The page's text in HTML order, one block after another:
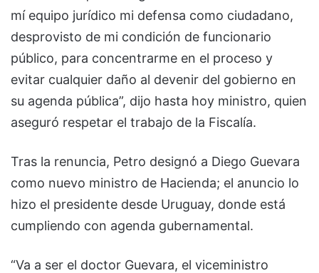
mí equipo jurídico mi defensa como ciudadano,
desprovisto de mi condición de funcionario
público, para concentrarme en el proceso y
evitar cualquier daño al devenir del gobierno en
su agenda pública”, dijo hasta hoy ministro, quien
aseguró respetar el trabajo de la Fiscalía.
Tras la renuncia, Petro designó a Diego Guevara
como nuevo ministro de Hacienda; el anuncio lo
hizo el presidente desde Uruguay, donde está
cumpliendo con agenda gubernamental.
“Va a ser el doctor Guevara, el viceministro